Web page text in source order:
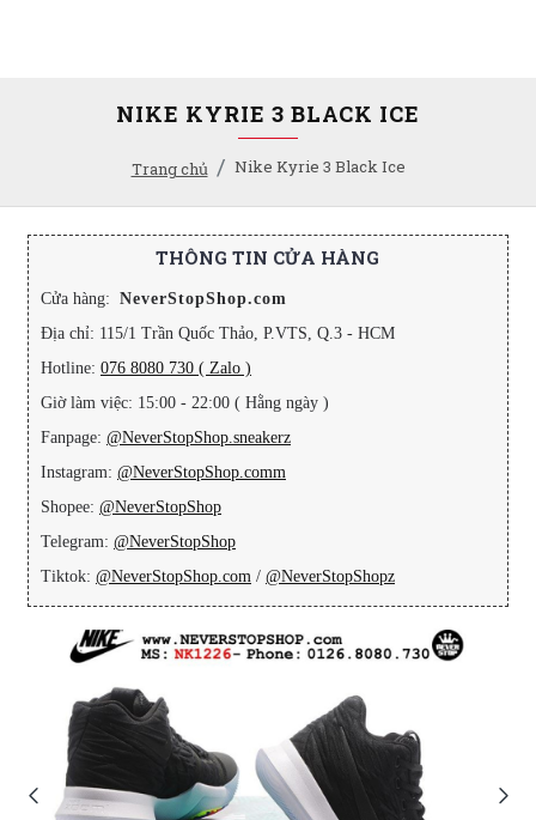
Trang chủ Nike Kyrie 3 Black Ice
NIKE KYRIE 3 BLACK ICE
THÔNG TIN CỬA HÀNG
Cửa hàng: NeverStopShop.com
Địa chỉ: 115/1 Trần Quốc Thảo, P.VTS, Q.3 - HCM
Hotline: 076 8080 730 ( Zalo )
Giờ làm việc: 15:00 - 22:00 ( Hằng ngày )
Fanpage: @NeverStopShop.sneakerz
Instagram: @NeverStopShop.comm
Shopee: @NeverStopShop
Telegram: @NeverStopShop
Tiktok: @NeverStopShop.com / @NeverStopShopz